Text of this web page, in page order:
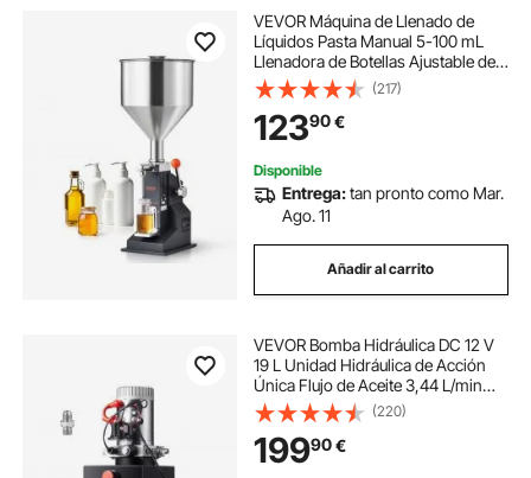
VEVOR Máquina de Llenado de
Líquidos Pasta Manual 5-100 mL
Llenadora de Botellas Ajustable de
Acero Inoxidable con Tolva para
Leche, Agua, Jugo, Aceite Esencial,
Champú, Miel, Crema Cosmética
(217)
12390€
Disponible
Entrega:tan pronto como Mar.
Ago. 11
Añadir al carrito
VEVOR Bomba Hidráulica DC 12 V
19 L Unidad Hidráulica de Acción
Única Flujo de Aceite 3,44 L/min
Presión Máxima de Descarga 22
MPa para Volquete, Plataforma
Elevadora, Remolque, Elevación y
Descarga
(220)
19990€